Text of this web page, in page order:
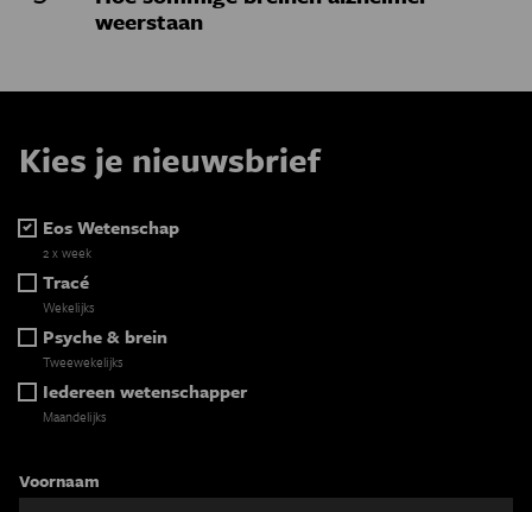
weerstaan
Kies je nieuwsbrief
Eos Wetenschap
2 x week
Tracé
Wekelijks
Psyche & brein
Tweewekelijks
Iedereen wetenschapper
Maandelijks
Voornaam